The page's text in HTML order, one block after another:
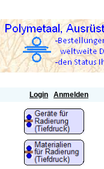
Login Anmelden